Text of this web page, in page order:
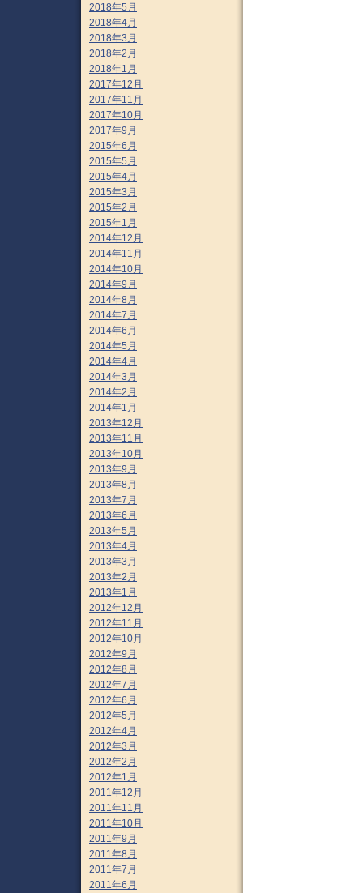
2018年5月
2018年4月
2018年3月
2018年2月
2018年1月
2017年12月
2017年11月
2017年10月
2017年9月
2015年6月
2015年5月
2015年4月
2015年3月
2015年2月
2015年1月
2014年12月
2014年11月
2014年10月
2014年9月
2014年8月
2014年7月
2014年6月
2014年5月
2014年4月
2014年3月
2014年2月
2014年1月
2013年12月
2013年11月
2013年10月
2013年9月
2013年8月
2013年7月
2013年6月
2013年5月
2013年4月
2013年3月
2013年2月
2013年1月
2012年12月
2012年11月
2012年10月
2012年9月
2012年8月
2012年7月
2012年6月
2012年5月
2012年4月
2012年3月
2012年2月
2012年1月
2011年12月
2011年11月
2011年10月
2011年9月
2011年8月
2011年7月
2011年6月